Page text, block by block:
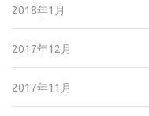
2018年1月
2017年12月
2017年11月